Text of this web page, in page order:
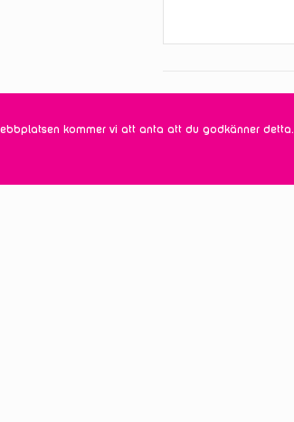
kommer vi att anta att du godkänner detta.